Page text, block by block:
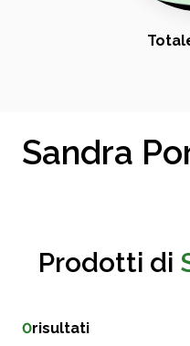
Sandra
Prodotti di
0risultati